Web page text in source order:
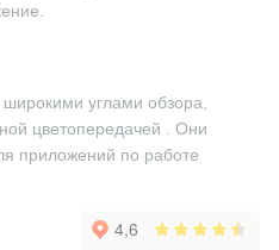
углами обзора,
цветопередачей . Они
приложений по работе